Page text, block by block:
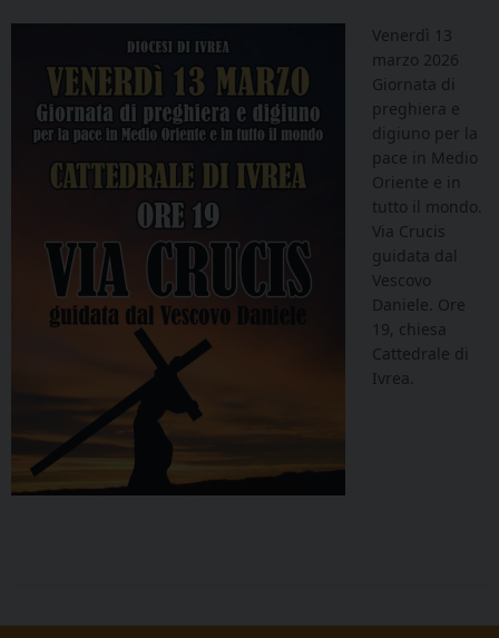
Venerdì 13
marzo 2026
Giornata di
preghiera e
digiuno per la
pace in Medio
Oriente e in
tutto il mondo.
Via Crucis
guidata dal
Vescovo
Daniele. Ore
19, chiesa
Cattedrale di
Ivrea.